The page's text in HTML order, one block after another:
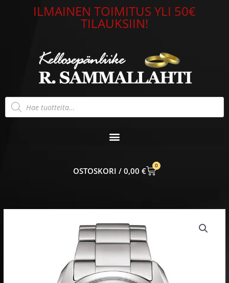
ILMAINEN TOIMITUS YLI 50€
TILAUKSIIN!
Products
search
0,00 €
0
CART